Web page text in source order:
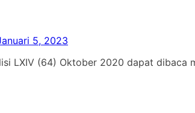
5, 2023
LXIV (64) Oktober 2020 dapat dibaca